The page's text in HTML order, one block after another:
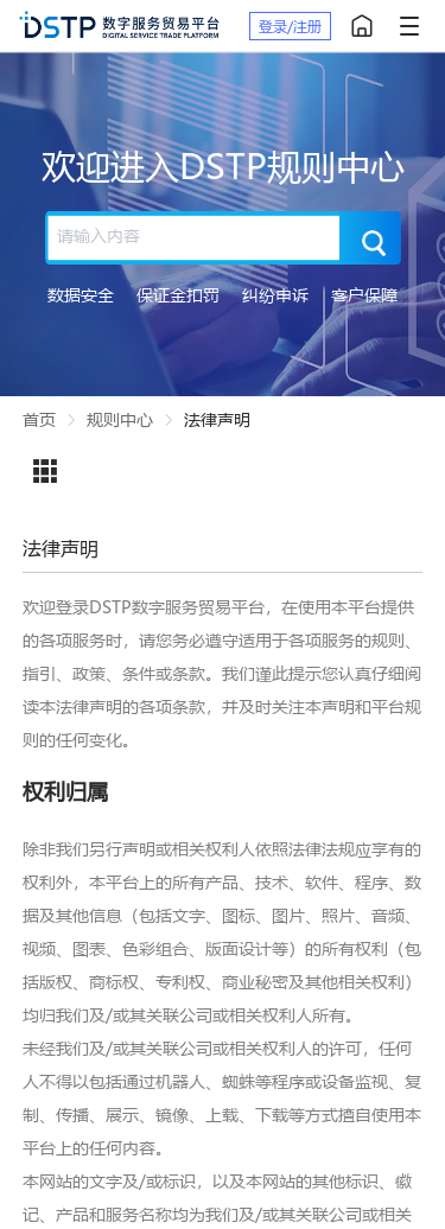
登录/注册
欢迎进入DSTP规则中心
数据安全 保证金扣罚 纠纷申诉 客户保障
首页 规则中心 法律声明
法律声明
欢迎登录DSTP数字服务贸易平台，在使用本平台提供
的各项服务时，请您务必遵守适用于各项服务的规则、
指引、政策、条件或条款。我们谨此提示您认真仔细阅
读本法律声明的各项条款，并及时关注本声明和平台规
则的任何变化。
权利归属
除非我们另行声明或相关权利人依照法律法规应享有的
权利外，本平台上的所有产品、技术、软件、程序、数
据及其他信息（包括文字、图标、图片、照片、音频、
视频、图表、色彩组合、版面设计等）的所有权利（包
括版权、商标权、专利权、商业秘密及其他相关权利）
均归我们及/或其关联公司或相关权利人所有。
未经我们及/或其关联公司或相关权利人的许可，任何
人不得以包括通过机器人、蜘蛛等程序或设备监视、复
制、传播、展示、镜像、上载、下载等方式擅自使用本
平台上的任何内容。
本网站的文字及/或标识，以及本网站的其他标识、徽
记、产品和服务名称均为我们及/或其关联公司或相关